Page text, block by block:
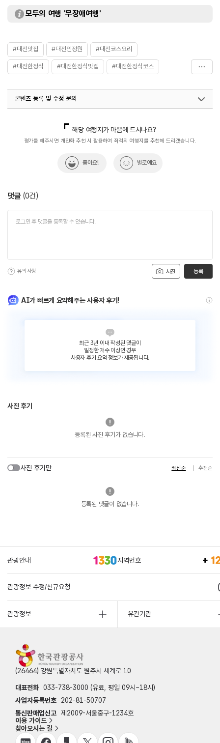
모두의 여행 '무장애여행'
#대전맛집 #대전인정원 #대전코스요리
#대전한정식 #대전한정식맛집 #대전한정식코스
#한정식
콘텐츠 등록 및 수정 문의
해당 여행지가 마음에 드시나요?
평가를 해주시면 개인화 추천 시 활용하여 최적의 여행지를 추천해 드리겠습니다.
좋아요! 별로예요
댓글 (0건)
사진
유의사항 등록
AI가 빠르게 요약해주는 사용자 후기!
최근 3년 이내 작성된 댓글이
일정한 개수 이상인 경우
사용자 후기 요약 정보가 제공됩니다.
사진 후기
등록된 사진 후기가 없습니다.
사진 후기만 최신순 추천순
등록된 댓글이 없습니다.
관광안내 지역번호
관광정보 수정/신규요청
관광정보 유관기관
(26464) 강원특별자치도 원주시 세계로 10
대표전화 033-738-3000 (유료, 평일 09시~18시)
사업자등록번호
202-81-50707
통신판매업신고 제2009-서울중구-1234호
이용 가이드
찾아오시는 길